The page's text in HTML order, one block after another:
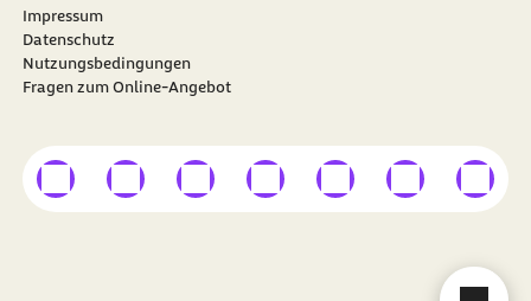
Impressum
Datenschutz
Nutzungsbedingungen
Fragen zum Online-Angebot
Besuchen Sie dieBARMER auf
externer Linkexterner Linkexterner Linkexterner Linkexterner Linkexterner Link